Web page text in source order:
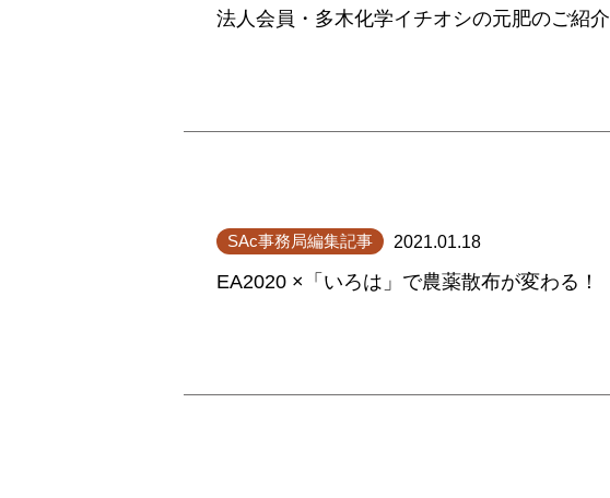
法人会員・多木化学イチオシの元肥のご紹介
SAc事務局編集記事 2021.01.18
EA2020 ×「いろは」で農薬散布が変わる！